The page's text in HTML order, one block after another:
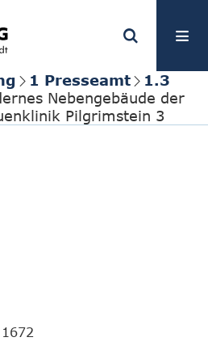
1 Presseamt
1.3
Nebengebäude der
Pilgrimstein 3